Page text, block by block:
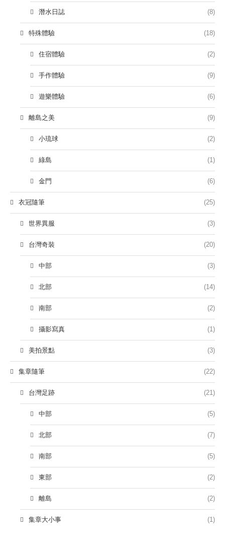
潛水日誌 (8)
特殊體驗 (18)
住宿體驗 (2)
手作體驗 (9)
遊樂體驗 (6)
離島之美 (9)
小琉球 (2)
綠島 (1)
金門 (6)
衣冠隨筆 (25)
世界異服 (3)
台灣奇裝 (20)
中部 (3)
北部 (14)
南部 (2)
攝影寫真 (1)
美拍景點 (3)
集章隨筆 (22)
台灣足跡 (21)
中部 (5)
北部 (7)
南部 (5)
東部 (2)
離島 (2)
集章大小事 (1)